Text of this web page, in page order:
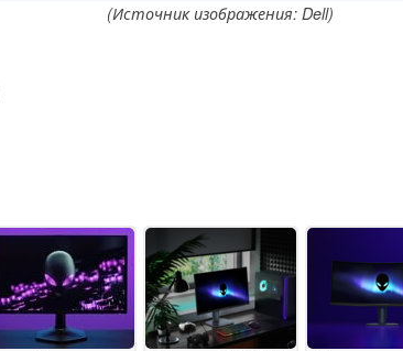
(Источник изображения: Dell)